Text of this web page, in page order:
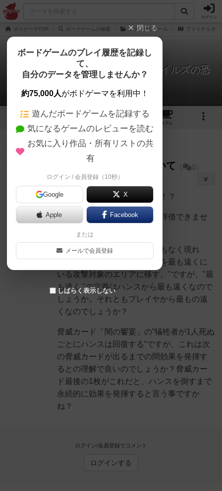
ログイン
ボドゲーマTOP ボードゲームの検索 ファイナルガール ファイナルガ
ファイナルガール：ハッピートレイルズの恐
怖
脅威カードの処理について
1
カフェ
195名
脅威カードの処理について （ 0）
皆さん！プレイしていますか！？
早速ですが皆さんのお知恵を拝借できませ
脅威カード「奴はどこからともなく現れ
る！」の"(可能なら)ハンス、を最も遠くに
いる攻撃対象のエリアに移す。"ですが、"最
も遠く "の定義はハンスから最も遠くなので
しょうか。それともプレイヤから最もの遠
くなのでしょうか？
脅威カード「闇の饗宴」の”犠牲者が1人死ぬ
ごとにハンスは回復する”ですが、これは次
の脅威カードが出るまでの間効果を発揮す
るとの理解で良いのでしょうか？脅威カー
ド最後の1枚がこれだと、ハンスを倒すまで
永続的に効果を発揮すると言う事ですか
ね？
仙人
五行思想【ごぎょ
シェアする
ログイン/会員登録でコメント
ログインする
閉じる
ボードゲームのプレイ履歴を記録し
て、
自分のデータを管理しませんか？
約75,000人がボドゲーマを利用中！
遊んだボードゲームを記録する
気になるゲームのレビューを読む
お気に入り作品・所有リストの共
有
ログイン / 会員登録（10秒）
Google X
Apple Facebook
または
メールで会員登録
しばらく表示しない